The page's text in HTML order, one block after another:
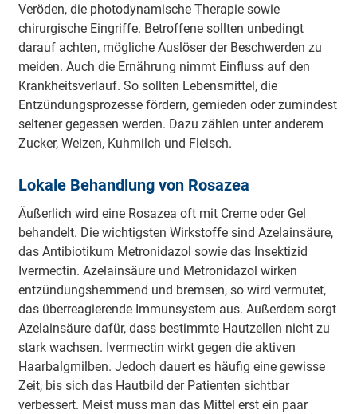
Veröden, die photodynamische Therapie sowie
chirurgische Eingriffe. Betroffene sollten unbedingt
darauf achten, mögliche Auslöser der Beschwerden zu
meiden. Auch die Ernährung nimmt Einfluss auf den
Krankheitsverlauf. So sollten Lebensmittel, die
Entzündungsprozesse fördern, gemieden oder zumindest
seltener gegessen werden. Dazu zählen unter anderem
Zucker, Weizen, Kuhmilch und Fleisch.
Lokale Behandlung von Rosazea
Äußerlich wird eine Rosazea oft mit Creme oder Gel
behandelt. Die wichtigsten Wirkstoffe sind Azelainsäure,
das Antibiotikum Metronidazol sowie das Insektizid
Ivermectin. Azelainsäure und Metronidazol wirken
entzündungshemmend und bremsen, so wird vermutet,
das überreagierende Immunsystem aus. Außerdem sorgt
Azelainsäure dafür, dass bestimmte Hautzellen nicht zu
stark wachsen. Ivermectin wirkt gegen die aktiven
Haarbalgmilben. Jedoch dauert es häufig eine gewisse
Zeit, bis sich das Hautbild der Patienten sichtbar
verbessert. Meist muss man das Mittel erst ein paar